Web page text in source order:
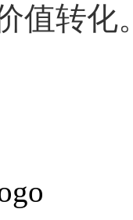
值转化。